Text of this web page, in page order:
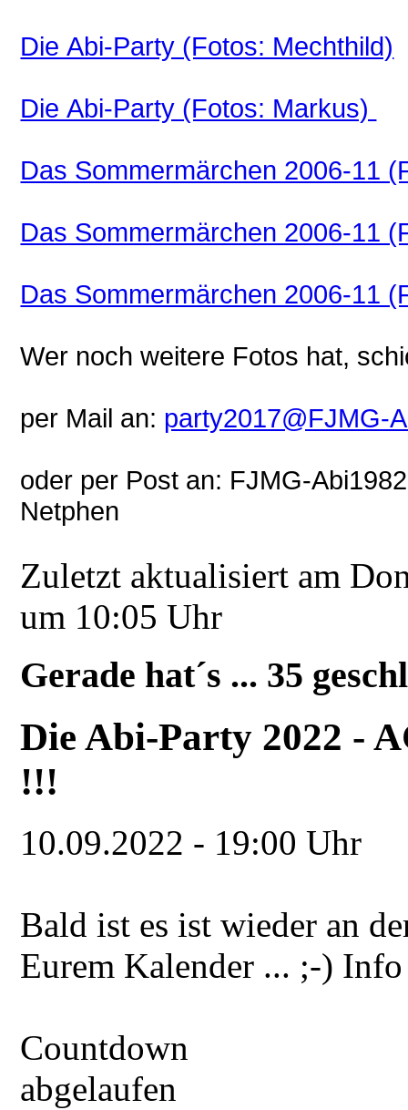
Die Abi-Party (Fotos: Mechthild)
Die Abi-Party (Fotos: Markus)
Das Sommermärchen 2006-11
Das Sommermärchen 2006-11
Das Sommermärchen 2006-11
Wer noch weitere Fotos hat,
per Mail an: party2017@FJMG-
oder per Post an: FJMG-
Netphen
Zuletzt aktualisiert am
um 10:05 Uhr
Gerade hat´s ... 35
Die Abi-Party 2022 -
!!!
10.09.2022 - 19:00 Uhr
Bald ist es ist wieder an
Eurem Kalender ... ;-)
Countdown
abgelaufen